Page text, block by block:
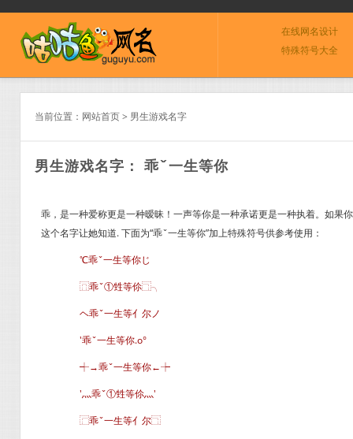
在线网名设计
特殊符号大全
当前位置： 网站首页> 男生游戏名字
男生游戏名字： 乖ˇ一生等你
乖，是一种爱称更是一种暧昧！一声等你是一种承诺更是一种执着。如果
这个名字让她知道. 下面为“乖ˇ一生等你”加上特殊符号供参考使用：
℃乖ˇ一生等你じ
⿵乖ˇ①甡等伱⿹╮
ヘ乖ˇ一生等亻尔ノ
′乖ˇ一生等你.o°
┽→乖ˇ一生等你←┾
′灬乖ˇ①甡等伱灬′
⿸乖ˇ一生等亻尔⿹